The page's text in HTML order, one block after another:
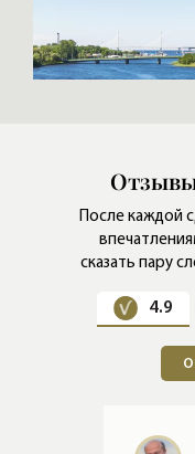
После каждой
сказать пару
4.9